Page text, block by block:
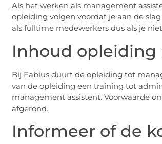
Als het werken als management
opleiding volgen voordat je aan de
als fulltime medewerkers dus als je
Inhoud opleiding
Bij Fabius duurt de opleiding tot
van de opleiding een training tot
management assistent. Voorwaarde
afgerond.
Informeer of de